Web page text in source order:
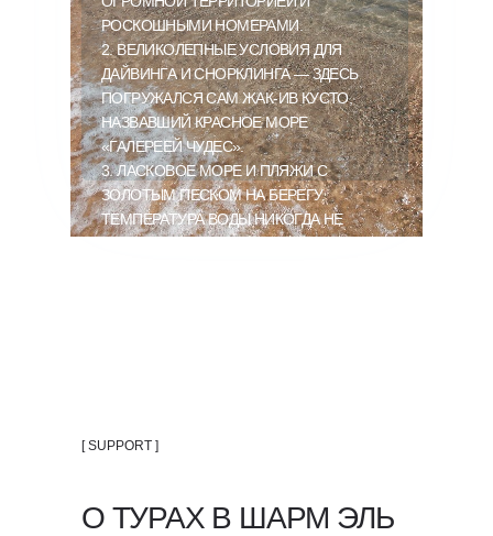
РОСКОШНЫМИ НОМЕРАМИ.
2. ВЕЛИКОЛЕПНЫЕ УСЛОВИЯ ДЛЯ
ДАЙВИНГА И СНОРКЛИНГА — ЗДЕСЬ
ПОГРУЖАЛСЯ САМ ЖАК-ИВ КУСТО,
НАЗВАВШИЙ КРАСНОЕ МОРЕ
«ГАЛЕРЕЕЙ ЧУДЕС».
3. ЛАСКОВОЕ МОРЕ И ПЛЯЖИ С
ЗОЛОТЫМ ПЕСКОМ НА БЕРЕГУ.
ТЕМПЕРАТУРА ВОДЫ НИКОГДА НЕ
[ SUPPORT ]
О ТУРАХ В ШАРМ ЭЛЬ